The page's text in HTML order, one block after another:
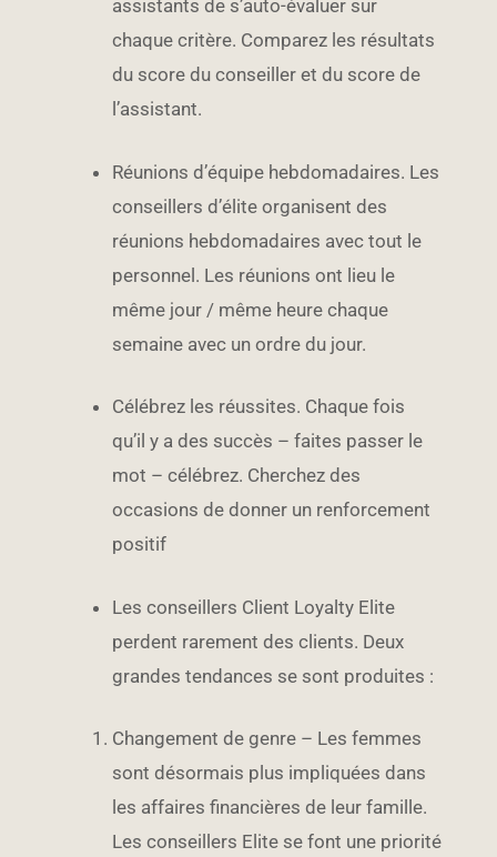
assistants de s’auto-évaluer sur
chaque critère. Comparez les résultats
du score du conseiller et du score de
l’assistant.
Réunions d’équipe hebdomadaires. Les
conseillers d’élite organisent des
réunions hebdomadaires avec tout le
personnel. Les réunions ont lieu le
même jour / même heure chaque
semaine avec un ordre du jour.
Célébrez les réussites. Chaque fois
qu’il y a des succès – faites passer le
mot – célébrez. Cherchez des
occasions de donner un renforcement
positif
Les conseillers Client Loyalty Elite
perdent rarement des clients. Deux
grandes tendances se sont produites :
Changement de genre – Les femmes
sont désormais plus impliquées dans
les affaires financières de leur famille.
Les conseillers Elite se font une priorité